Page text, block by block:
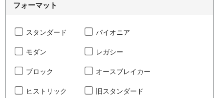
フォーマット
スタンダード パイオニア
モダン レガシー
ブロック オースブレイカー
ヒストリック 旧スタンダード